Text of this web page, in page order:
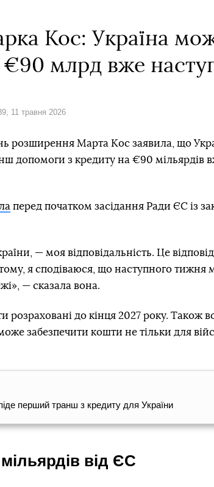
Кос: Україна
€90 млрд вже
11 травня 2026
розширення Марта Кос заявила, що
допомоги з кредиту на €90 мільярдів
перед початком засідання Ради ЄС із
— моя відповідальність. Це
тому, я сподіваюся, що наступного
— сказала вона.
розраховані до кінця 2027 року. Також
забезпечити кошти не тільки для
перший транш з кредиту для України
від ЄС